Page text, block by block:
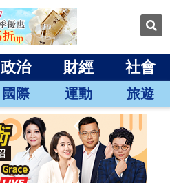
政治 財經 社會
國際 運動 旅遊